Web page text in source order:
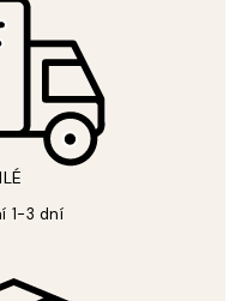
1-3 dní